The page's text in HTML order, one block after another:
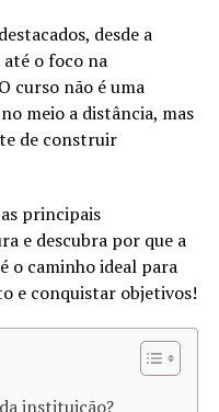
desde a
o foco na
curso não é uma
meio a distância, mas
de construir
principais
e descubra por que a
o caminho ideal para
e conquistar objetivos!
instituição?